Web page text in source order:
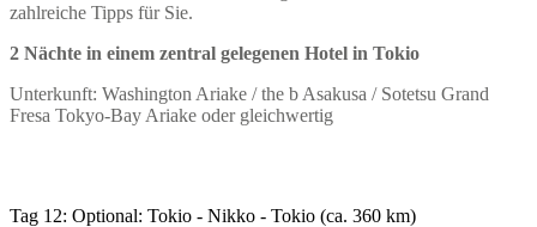
zahlreiche Tipps für Sie.
2 Nächte in einem zentral gelegenen Hotel in Tokio
Unterkunft: Washington Ariake / the b Asakusa / Sotetsu Grand
Fresa Tokyo-Bay Ariake oder gleichwertig
Tag 12: Optional: Tokio - Nikko - Tokio (ca. 360 km)